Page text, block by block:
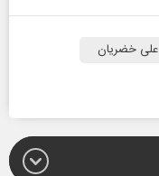
علی خضریان